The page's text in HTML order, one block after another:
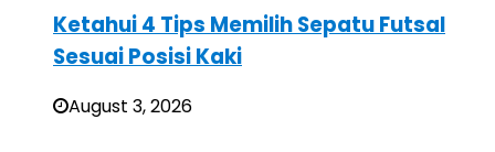
Ketahui 4 Tips Memilih Sepatu Futsal
Sesuai Posisi Kaki
August 3, 2026